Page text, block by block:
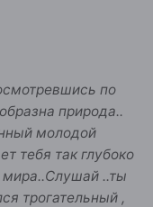
по
природа..
молодой
тебя так глубоко
мира..Слушай ..ты
трогательный ,